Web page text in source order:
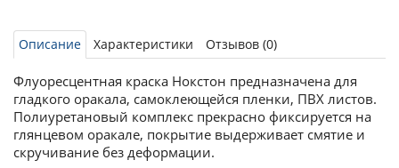
Описание Характеристики Отзывов (0)
Флуоресцентная краска Нокстон предназначена для
гладкого оракала, самоклеющейся пленки, ПВХ листов.
Полиуретановый комплекс прекрасно фиксируется на
глянцевом оракале, покрытие выдерживает смятие и
скручивание без деформации.